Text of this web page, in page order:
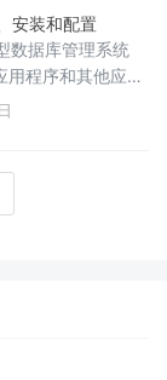
安装和配置
数据库管理系统
用程序和其他应用
存储和检索功
本概念、安装和